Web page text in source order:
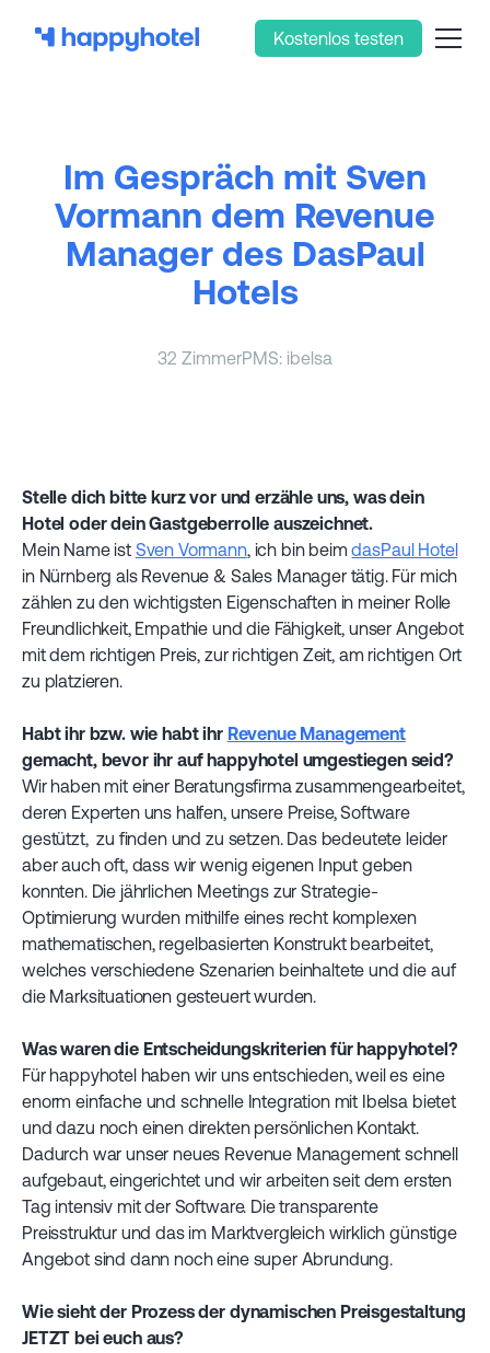
Kostenlos testen
Im Gespräch mit Sven
Vormann dem Revenue
Manager des DasPaul
Hotels
32 ZimmerPMS: ibelsa
Stelle dich bitte kurz vor und erzähle uns, was dein
Hotel oder dein Gastgeberrolle auszeichnet.
Mein Name ist Sven Vormann, ich bin beimdasPaul Hotel
in Nürnberg als Revenue & Sales Manager tätig. Für mich
zählen zu den wichtigsten Eigenschaften in meiner Rolle
Freundlichkeit, Empathie und die Fähigkeit, unser Angebot
mit dem richtigen Preis, zur richtigen Zeit, am richtigen Ort
zu platzieren.
Habt ihr bzw. wie habt ihr Revenue Management
gemacht, bevor ihr auf happyhotel umgestiegen seid?
Wir haben mit einer Beratungsfirma zusammengearbeitet,
deren Experten uns halfen, unsere Preise, Software
gestützt, zu finden und zu setzen. Das bedeutete leider
aber auch oft, dass wir wenig eigenen Input geben
konnten. Die jährlichen Meetings zur Strategie-
Optimierung wurden mithilfe eines recht komplexen
mathematischen, regelbasierten Konstrukt bearbeitet,
welches verschiedene Szenarien beinhaltete und die auf
die Marksituationen gesteuert wurden.
Was waren die Entscheidungskriterien für happyhotel?
Für happyhotel haben wir uns entschieden, weil es eine
enorm einfache und schnelle Integration mit Ibelsa bietet
und dazu noch einen direkten persönlichen Kontakt.
Dadurch war unser neues Revenue Management schnell
aufgebaut, eingerichtet und wir arbeiten seit dem ersten
Tag intensiv mit der Software. Die transparente
Preisstruktur und das im Marktvergleich wirklich günstige
Angebot sind dann noch eine super Abrundung.
Wie sieht der Prozess der dynamischen Preisgestaltung
JETZT bei euch aus?